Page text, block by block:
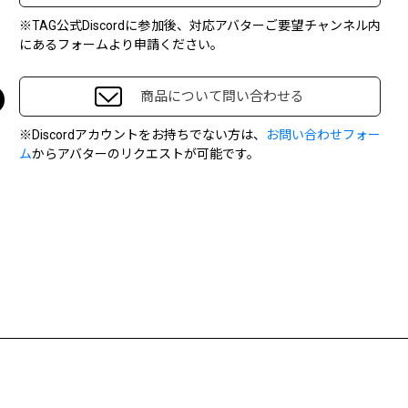
※TAG公式Discordに参加後、対応アバターご要望チャンネル内
にあるフォームより申請ください。
商品について問い合わせる
※Discordアカウントをお持ちでない方は、
お問い合わせフォー
ムからアバターのリクエストが可能です。